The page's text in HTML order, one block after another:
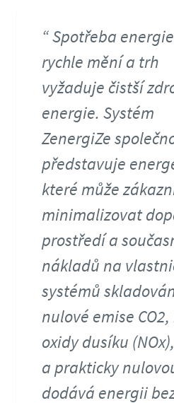
Spotřeba
rychle mění a trh
vyžaduje čistší
energie. Systém
ZenergiZe
představuje
které může
minimalizovat
prostředí a
nákladů na
systémů
nulové emise
oxidy dusíku
a prakticky
dodává energii